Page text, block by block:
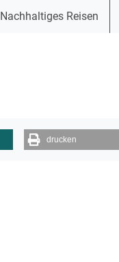
Nachhaltiges Reisen
drucken